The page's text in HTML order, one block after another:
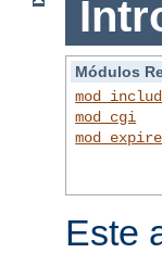
Módulos
mod_cgi
Este